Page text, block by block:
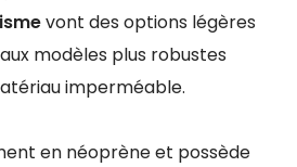
vont des options légères
modèles plus robustes
imperméable.
en néoprène et possède